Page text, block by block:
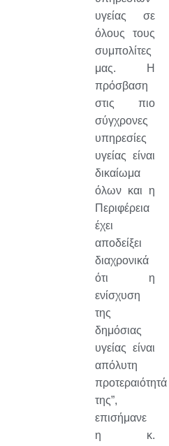
υγείας σε
όλους τους
συμπολίτες
μας. Η
πρόσβαση
στις πιο
σύγχρονες
υπηρεσίες
υγείας είναι
δικαίωμα
όλων και η
Περιφέρεια
έχει
αποδείξει
διαχρονικά
ότι η
ενίσχυση
της
δημόσιας
υγείας είναι
απόλυτη
προτεραιότητά
της”,
επισήμανε
η κ.